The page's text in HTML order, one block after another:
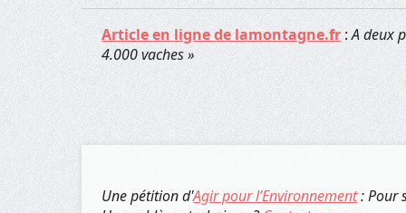
Article en ligne de lamontagne.fr:A deux
4.000 vaches »
Une pétition d'Agir pour l’Environnement: Pour